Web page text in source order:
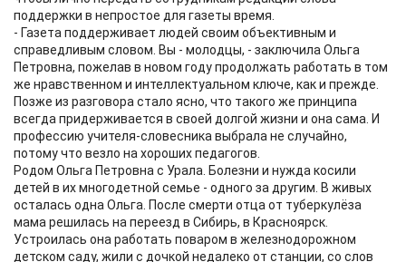
поддержки в непростое для газеты время.
- Газета поддерживает людей своим объективным и
справедливым словом. Вы - молодцы, - заключила Ольга
Петровна, пожелав в новом году продолжать работать в том
же нравственном и интеллектуальном ключе, как и прежде.
Позже из разговора стало ясно, что такого же принципа
всегда придерживается в своей долгой жизни и она сама. И
профессию учителя-словесника выбрала не случайно,
потому что везло на хороших педагогов.
Родом Ольга Петровна с Урала. Болезни и нужда косили
детей в их многодетной семье - одного за другим. В живых
осталась одна Ольга. После смерти отца от туберкулёза
мама решилась на переезд в Сибирь, в Красноярск.
Устроилась она работать поваром в железнодорожном
детском саду, жили с дочкой недалеко от станции, со слов